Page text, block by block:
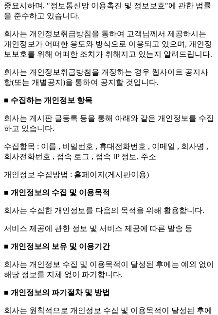
중요시하며, "정보통신망 이용촉진 및 정보보호"에 관한 법률
을 준수하고 있습니다.
회사는 개인정보취급방침을 통하여 고객님께서 제공하시는
개인정보가 어떠한 용도와 방식으로 이용되고 있으며, 개인정
보보호를 위해 어떠한 조치가 취해지고 있는지 알려드립니다.
회사는 개인정보취급방침을 개정하는 경우 웹사이트 공지사
항(또는 개별공지)을 통하여 공지할 것입니다.
■ 수집하는 개인정보 항목
회사는 게시판 글등록 등을 통해 아래와 같은 개인정보를 수집
하고 있습니다.
수집항목 : 이름 , 비밀번호 , 휴대전화번호 , 이메일 , 회사명 ,
회사전화번호 , 접속 로그 , 접속 IP 정보, 주소
개인정보 수집방법 : 홈페이지(게시판이용)
■ 개인정보의 수집 및 이용목적
회사는 수집한 개인정보를 다음의 목적을 위해 활용합니다.
서비스 제공에 관한 정보 및 서비스 제공에 따른 발송 등
■ 개인정보의 보유 및 이용기간
회사는 개인정보 수집 및 이용목적이 달성된 후에는 예외 없이
해당 정보를 지체 없이 파기합니다.
■ 개인정보의 파기절차 및 방법
회사는 원칙적으로 개인정보 수집 및 이용목적이 달성된 후에